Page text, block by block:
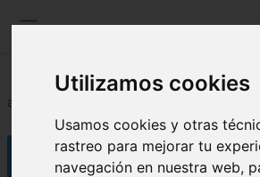
Utilizamos cookies
Usamos cookies y otras
rastreo para mejorar tu
navegación en nuestra web,
aulaFAAM
Contacto